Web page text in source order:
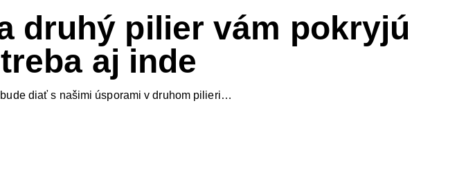
druhý pilier vám pokryjú
aj inde
diať s našimi úsporami v druhom pilieri…